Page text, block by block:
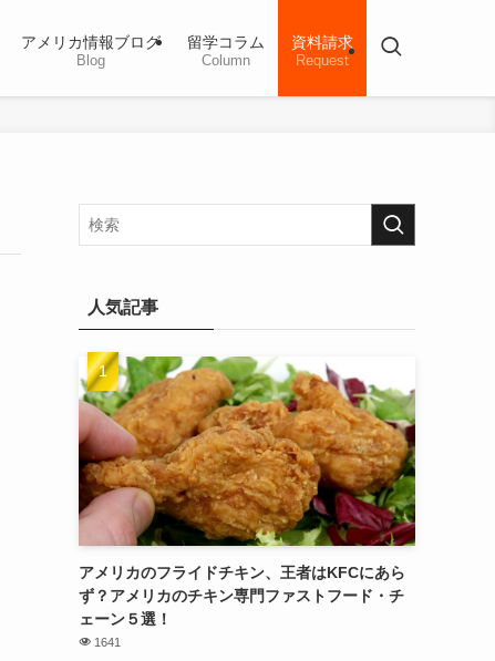
アメリカ情報ブログ
Blog
留学コラム
Column
資料請求
Request
人気記事
アメリカのフライドチキン、王者はKFCにあら
ず？アメリカのチキン専門ファストフード・チ
ェーン５選！
1641